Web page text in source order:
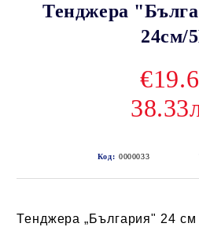
Тенджера
24см/
Код: 0000033
Тенджера „България" 24 см